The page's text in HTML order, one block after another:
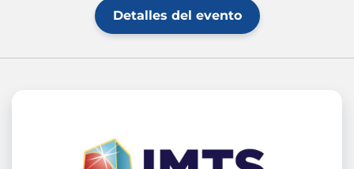
Detalles del evento